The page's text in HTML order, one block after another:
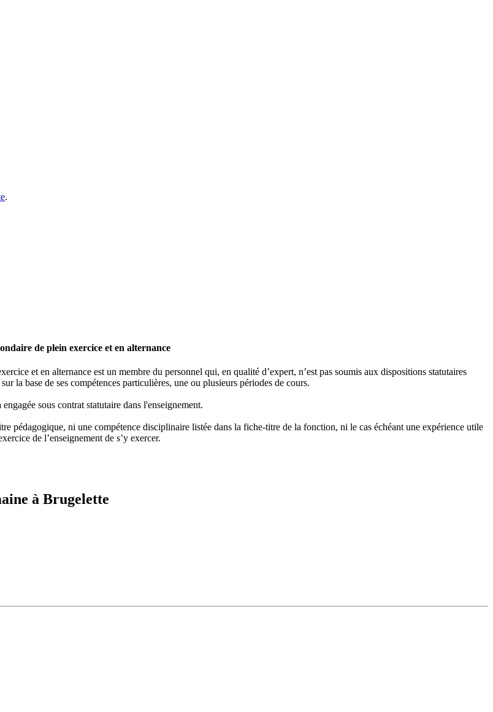
.
de plein exercice et en alternance
et en alternance est un membre du personnel qui, en qualité d’expert, n’est pas soumis aux dispositions statutaires
la base de ses compétences particulières, une ou plusieurs périodes de cours.
sous contrat statutaire dans l'enseignement.
pédagogique, ni une compétence disciplinaire listée dans la fiche-titre de la fonction, ni le cas échéant une expérience utile
de l’enseignement de s’y exercer.
à Brugelette